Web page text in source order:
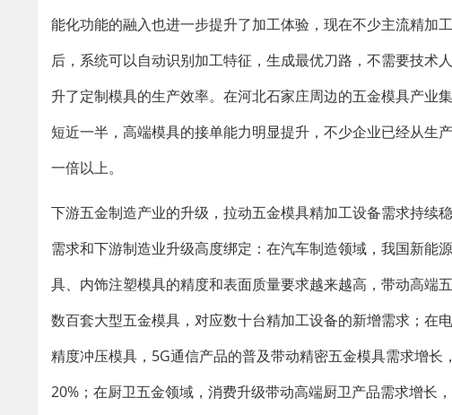
能化功能的融入也进一步提升了加工体验，现在不少主流精加
后，系统可以自动识别加工特征，生成最优刀路，不需要技术
升了定制模具的生产效率。在河北石家庄周边的五金模具产业
短近一半，高端模具的接单能力明显提升，不少企业已经从生
一倍以上。
下游五金制造产业的升级，拉动五金模具精加工设备需求持续
需求和下游制造业升级高度绑定：在汽车制造领域，我国新能
具、内饰注塑模具的精度和表面质量要求越来越高，带动高端
数百套大型五金模具，对应数十台精加工设备的新增需求；在
精度冲压模具，5G通信产品的普及带动精密五金模具需求增
20%；在厨卫五金领域，消费升级带动高端厨卫产品需求增长